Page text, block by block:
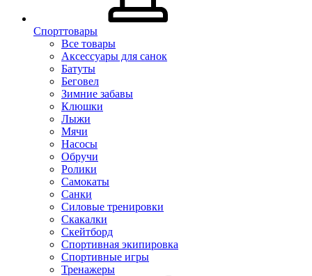
Спорттовары
Все товары
Аксессуары для санок
Батуты
Беговел
Зимние забавы
Клюшки
Лыжи
Мячи
Насосы
Обручи
Ролики
Самокаты
Санки
Силовые тренировки
Скакалки
Скейтборд
Спортивная экипировка
Спортивные игры
Тренажеры